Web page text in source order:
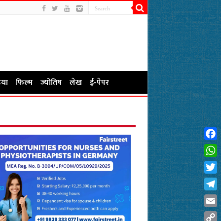
फिल्म ज्योतिष लेख ई-पेपर